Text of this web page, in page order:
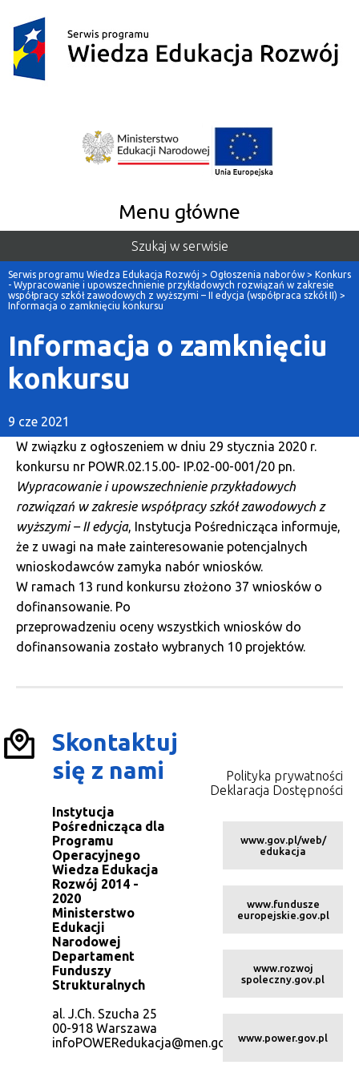
Menu główne
Szukaj w serwisie
Serwis programu Wiedza Edukacja Rozwój > Ogłoszenia naborów > Konkurs
- Wypracowanie i upowszechnienie przykładowych rozwiązań w zakresie
współpracy szkół zawodowych z wyższymi – II edycja (współpraca szkół II) >
Informacja o zamknięciu konkursu
Informacja o zamknięciu
konkursu
9 cze 2021
W związku z ogłoszeniem w dniu 29 stycznia 2020 r.
konkursu nr POWR.02.15.00- IP.02-00-001/20 pn.
Wypracowanie i upowszechnienie przykładowych
rozwiązań w zakresie współpracy szkół zawodowych z
wyższymi – II edycja, Instytucja Pośrednicząca informuje,
że z uwagi na małe zainteresowanie potencjalnych
wnioskodawców zamyka nabór wniosków.
W ramach 13 rund konkursu złożono 37 wniosków o
dofinansowanie. Po
przeprowadzeniu oceny wszystkich wniosków do
dofinansowania zostało wybranych 10 projektów.
Skontaktuj
się z nami
Instytucja
Pośrednicząca dla
Programu
Operacyjnego
Wiedza Edukacja
Rozwój 2014 -
2020
Ministerstwo
Edukacji
Narodowej
Departament
Funduszy
Strukturalnych
al. J.Ch. Szucha 25
00-918 Warszawa
infoPOWERedukacja@men.gov.pl
Polityka prywatności
Deklaracja Dostępności
www.gov.pl/web/
edukacja
www.fundusze
europejskie.gov.pl
www.rozwoj
spoleczny.gov.pl
www.power.gov.pl